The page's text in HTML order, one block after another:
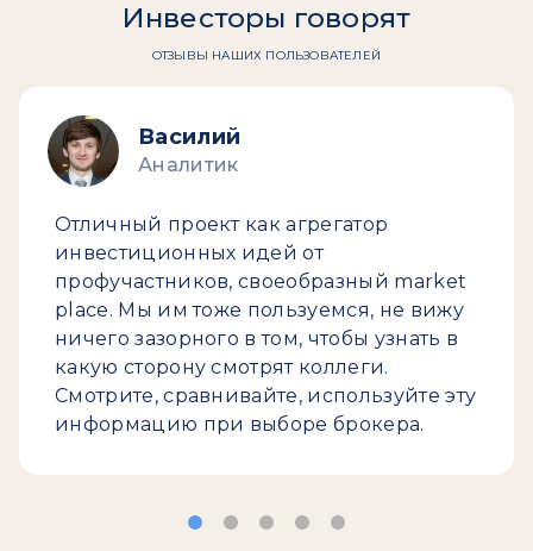
Инвесторы говорят
ОТЗЫВЫ НАШИХ ПОЛЬЗОВАТЕЛЕЙ
Василий
Аналитик
Отличный проект как агрегатор
инвестиционных идей от
профучастников, своеобразный market
place. Мы им тоже пользуемся, не вижу
ничего зазорного в том, чтобы узнать в
какую сторону смотрят коллеги.
Смотрите, сравнивайте, используйте эту
информацию при выборе брокера.